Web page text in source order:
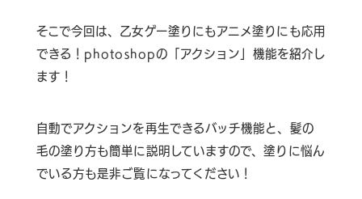
06-6940-0662
そこで今回は、乙女ゲー塗りにもアニメ塗りにも応用
できる！photoshopの「アクション」機能を紹介し
ます！
自動でアクションを再生できるバッチ機能と、髪の
毛の塗り方も簡単に説明していますので、塗りに悩ん
でいる方も是非ご覧になってください！